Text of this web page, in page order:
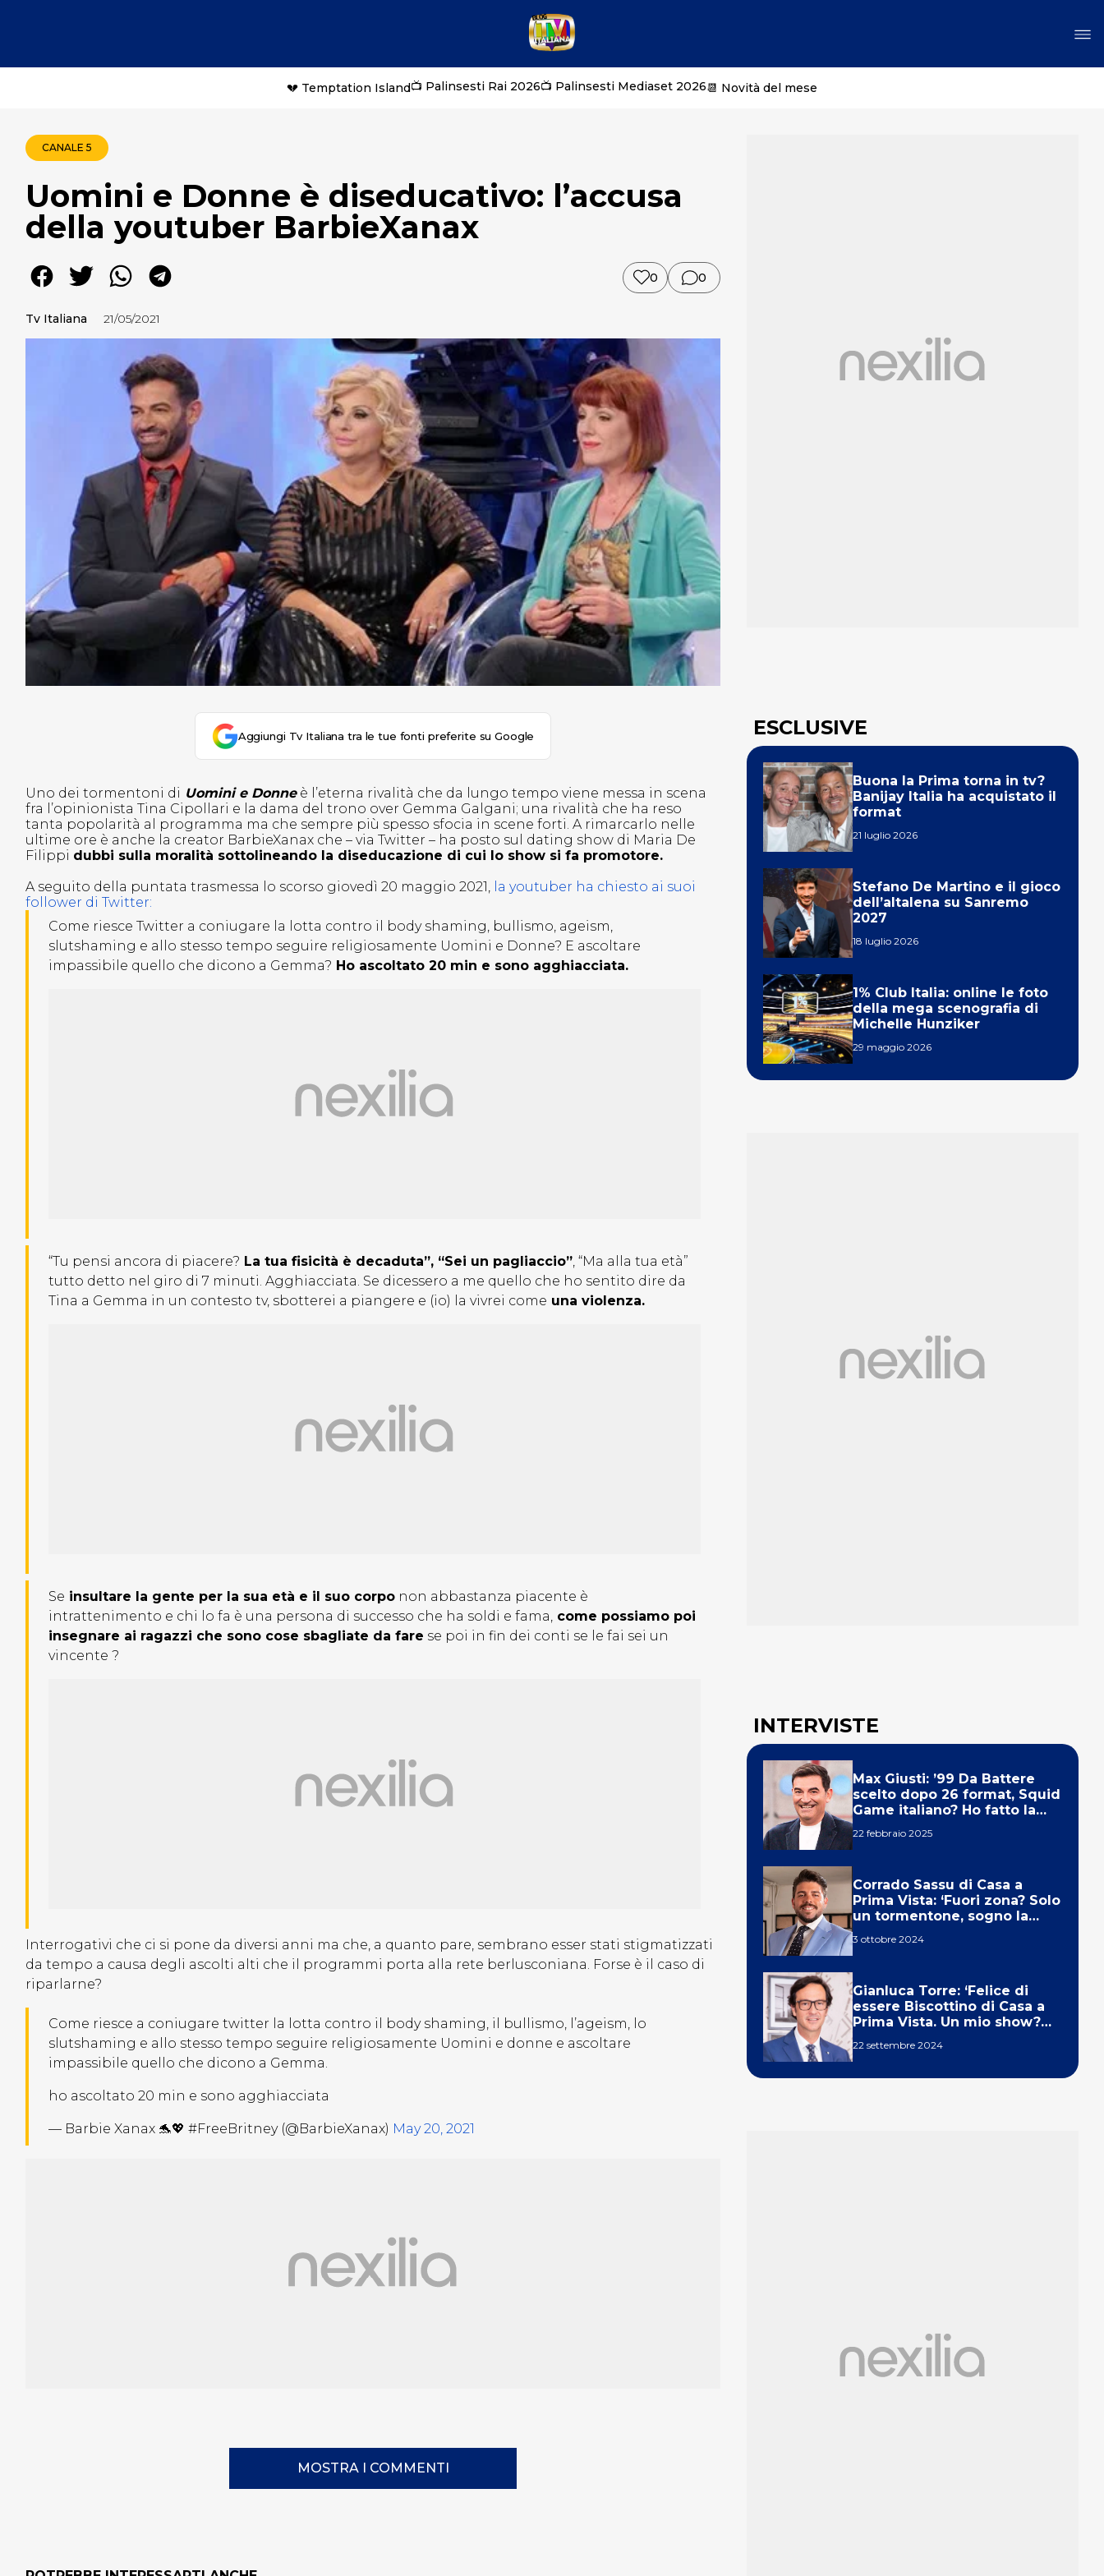
💔 Temptation Island📺 Palinsesti Rai 2026📺 Palinsesti Mediaset 2026📆 Novità del mese
CANALE 5
Uomini e Donne è diseducativo: l’accusa
della youtuber BarbieXanax
0 0
Tv Italiana 21/05/2021
Aggiungi Tv Italiana tra le tue fonti preferite su Google
Uno dei tormentoni di Uomini e Donneè l’eterna rivalità che da lungo tempo viene messa in scena
fra l’opinionista Tina Cipollari e la dama del trono over Gemma Galgani; una rivalità che ha reso
tanta popolarità al programma ma che sempre più spesso sfocia in scene forti. A rimarcarlo nelle
ultime ore è anche la creator BarbieXanax che – via Twitter – ha posto sul dating show di Maria De
Filippi dubbi sulla moralità sottolineando la diseducazione di cui lo show si fa promotore.
A seguito della puntata trasmessa lo scorso giovedì 20 maggio 2021, la youtuber ha chiesto ai suoi
follower di Twitter:
Come riesce Twitter a coniugare la lotta contro il body shaming, bullismo, ageism,
slutshaming e allo stesso tempo seguire religiosamente Uomini e Donne? E ascoltare
impassibile quello che dicono a Gemma? Ho ascoltato 20 min e sono agghiacciata.
“Tu pensi ancora di piacere? La tua fisicità è decaduta”, “Sei un pagliaccio”, “Ma alla tua età”
tutto detto nel giro di 7 minuti. Agghiacciata. Se dicessero a me quello che ho sentito dire da
Tina a Gemma in un contesto tv, sbotterei a piangere e (io) la vivrei come una violenza.
Se insultare la gente per la sua età e il suo corpo non abbastanza piacente è
intrattenimento e chi lo fa è una persona di successo che ha soldi e fama, come possiamo poi
insegnare ai ragazzi che sono cose sbagliate da fare se poi in fin dei conti se le fai sei un
vincente ?
Interrogativi che ci si pone da diversi anni ma che, a quanto pare, sembrano esser stati stigmatizzati
da tempo a causa degli ascolti alti che il programmi porta alla rete berlusconiana. Forse è il caso di
riparlarne?
Come riesce a coniugare twitter la lotta contro il body shaming, il bullismo, l’ageism, lo
slutshaming e allo stesso tempo seguire religiosamente Uomini e donne e ascoltare
impassibile quello che dicono a Gemma.
ho ascoltato 20 min e sono agghiacciata
— Barbie Xanax 🐬💖 #FreeBritney (@BarbieXanax) May 20, 2021
MOSTRA I COMMENTI
ESCLUSIVE
Buona la Prima torna in tv?
Banijay Italia ha acquistato il
format
21 luglio 2026
Stefano De Martino e il gioco
dell’altalena su Sanremo
2027
18 luglio 2026
1% Club Italia: online le foto
della mega scenografia di
Michelle Hunziker
29 maggio 2026
INTERVISTE
Max Giusti: ’99 Da Battere
scelto dopo 26 format, Squid
Game italiano? Ho fatto la
22 febbraio 2025
Corrado Sassu di Casa a
Prima Vista: ‘Fuori zona? Solo
un tormentone, sogno la
3 ottobre 2024
Gianluca Torre: ‘Felice di
essere Biscottino di Casa a
Prima Vista. Un mio show?
22 settembre 2024